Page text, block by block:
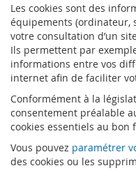
Les cookies sont des
équipements (ordinateur,
votre consultation d’un
Ils permettent par
informations entre vos
internet afin de faciliter
Conformément à la
consentement préalable
cookies essentiels au
Vous pouvez paramétrer
des cookies ou les